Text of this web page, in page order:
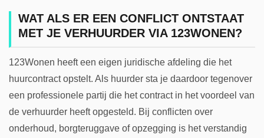
WAT ALS ER EEN CONFLICT ONTSTAAT
MET JE VERHUURDER VIA 123WONEN?
123Wonen heeft een eigen juridische afdeling die het
huurcontract opstelt. Als huurder sta je daardoor tegenover
een professionele partij die het contract in het voordeel van
de verhuurder heeft opgesteld. Bij conflicten over
onderhoud, borgteruggave of opzegging is het verstandig